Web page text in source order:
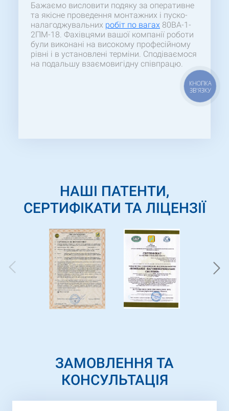
Бажаємо висловити подяку за оперативне
та якісне проведення монтажних і пуско-
налагоджувальних робіт по вагах 80ВА-1-
2ПМ-18. Фахівцями вашої компанії роботи
були виконані на високому професійному
рівні і в установлені терміни. Сподіваємося
на подальшу взаємовигідну співпрацю.
НАШІ ПАТЕНТИ,
СЕРТИФІКАТИ ТА ЛІЦЕНЗІЇ
ЗАМОВЛЕННЯ ТА
КОНСУЛЬТАЦІЯ